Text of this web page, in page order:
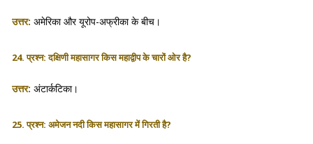
उत्तर: अमेरिका और यूरोप-अफ्रीका के बीच।
24. प्रश्न: दक्षिणी महासागर किस महाद्वीप के चारों ओर है?
उत्तर: अंटार्कटिका।
25. प्रश्न: अमेजन नदी किस महासागर में गिरती है?